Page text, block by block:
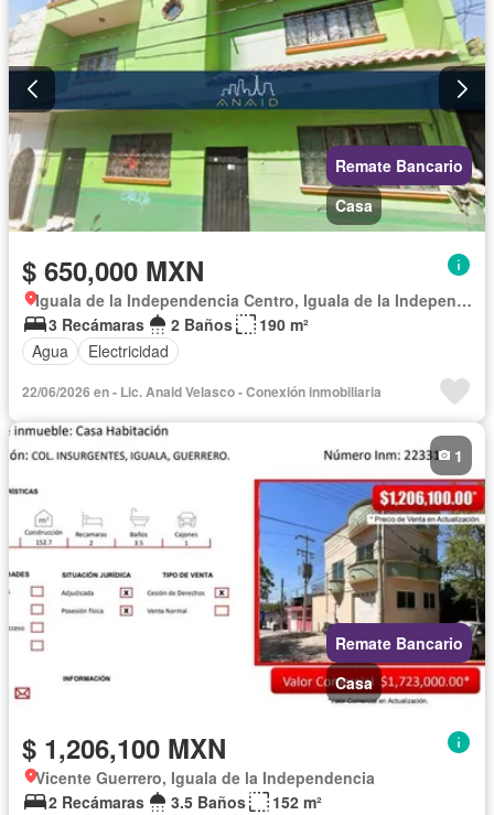
Zonas verdes
Despacho
Vista panorámica
Recámara con closet
Caseta de vigilancia Sin amueblar
Remate Bancario
Casa
$ 650,000 MXN
Iguala de la Independencia Centro, Iguala de la Independencia
3 Recámaras
2 Baños
190 m²
Agua
Electricidad
22/06/2026 en - Lic. Anaid Velasco - Conexión inmobiliaria
Remate Bancario
Casa
1
$ 1,206,100 MXN
Vicente Guerrero, Iguala de la Independencia
2 Recámaras
3.5 Baños
152 m²